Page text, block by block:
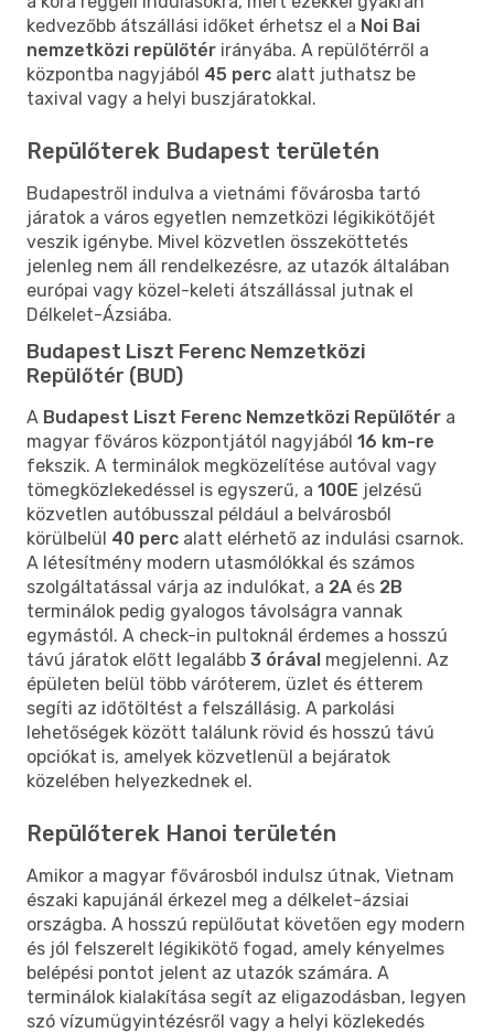
kedvezőbb átszállási időket érhetsz el a Noi Bai
nemzetközi repülőtér irányába. A repülőtérről a
központba nagyjából 45 perc alatt juthatsz be
taxival vagy a helyi buszjáratokkal.
Repülőterek Budapest területén
Budapestről indulva a vietnámi fővárosba tartó
járatok a város egyetlen nemzetközi légikikötőjét
veszik igénybe. Mivel közvetlen összeköttetés
jelenleg nem áll rendelkezésre, az utazók általában
európai vagy közel-keleti átszállással jutnak el
Délkelet-Ázsiába.
Budapest Liszt Ferenc Nemzetközi
Repülőtér (BUD)
A Budapest Liszt Ferenc Nemzetközi Repülőtér a
magyar főváros központjától nagyjából 16 km-re
fekszik. A terminálok megközelítése autóval vagy
tömegközlekedéssel is egyszerű, a 100E jelzésű
közvetlen autóbusszal például a belvárosból
körülbelül 40 perc alatt elérhető az indulási csarnok.
A létesítmény modern utasmólókkal és számos
szolgáltatással várja az indulókat, a 2A és 2B
terminálok pedig gyalogos távolságra vannak
egymástól. A check-in pultoknál érdemes a hosszú
távú járatok előtt legalább 3 órával megjelenni. Az
épületen belül több váróterem, üzlet és étterem
segíti az időtöltést a felszállásig. A parkolási
lehetőségek között találunk rövid és hosszú távú
opciókat is, amelyek közvetlenül a bejáratok
közelében helyezkednek el.
Repülőterek Hanoi területén
Amikor a magyar fővárosból indulsz útnak, Vietnam
északi kapujánál érkezel meg a délkelet-ázsiai
országba. A hosszú repülőutat követően egy modern
és jól felszerelt légikikötő fogad, amely kényelmes
belépési pontot jelent az utazók számára. A
terminálok kialakítása segít az eligazodásban, legyen
szó vízumügyintézésről vagy a helyi közlekedés